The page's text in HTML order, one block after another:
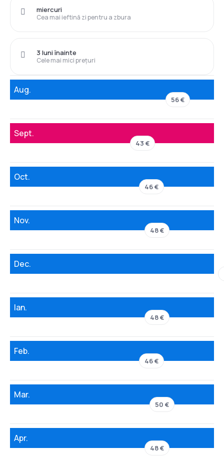
Cea mai ieftină zi pentru a zbura
miercuri
Cele mai mici prețuri
3 luni înainte
Aug.
56 €
Sept.
43 €
Oct.
46 €
Nov.
48 €
Dec.
Ian.
48 €
Feb.
46 €
Mar.
50 €
Apr.
48 €